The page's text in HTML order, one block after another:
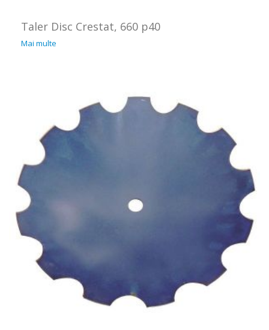
Taler Disc Crestat, 660 p40
Mai multe